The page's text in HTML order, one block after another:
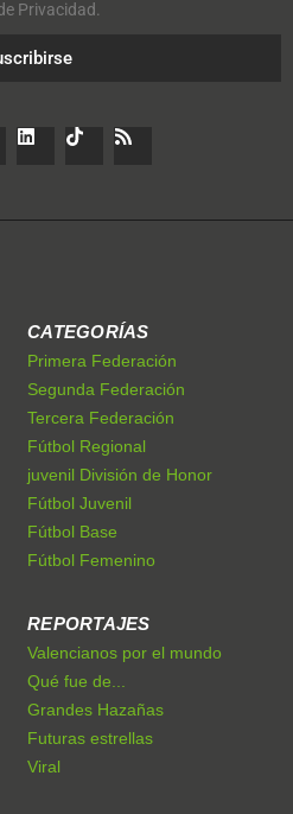
Privacidad.
CATEGORÍAS
Primera Federación
Segunda Federación
Tercera Federación
Fútbol Regional
juvenil División de Honor
Fútbol Juvenil
Fútbol Base
Fútbol Femenino
REPORTAJES
Valencianos por el mundo
Qué fue de...
Grandes Hazañas
Futuras estrellas
Viral